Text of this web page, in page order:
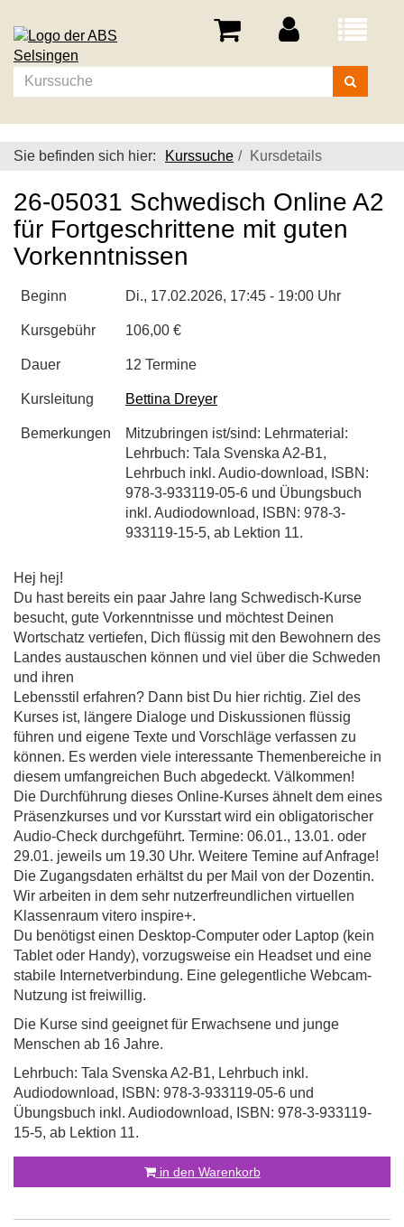
Menü
Kurse
suchen
Sie befinden sich hier: Kurssuche Kursdetails
26-05031 Schwedisch Online A2
für Fortgeschrittene mit guten
Vorkenntnissen
Beginn Di., 17.02.2026, 17:45 - 19:00 Uhr
Kursgebühr 106,00 €
Dauer 12 Termine
Kursleitung Bettina Dreyer
Bemerkungen
Mitzubringen ist/sind: Lehrmaterial:
Lehrbuch: Tala Svenska A2-B1,
Lehrbuch inkl. Audio-download, ISBN:
978-3-933119-05-6 und Übungsbuch
inkl. Audiodownload, ISBN: 978-3-
933119-15-5, ab Lektion 11.
Hej hej!
Du hast bereits ein paar Jahre lang Schwedisch-Kurse
besucht, gute Vorkenntnisse und möchtest Deinen
Wortschatz vertiefen, Dich flüssig mit den Bewohnern des
Landes austauschen können und viel über die Schweden
und ihren
Lebensstil erfahren? Dann bist Du hier richtig. Ziel des
Kurses ist, längere Dialoge und Diskussionen flüssig
führen und eigene Texte und Vorschläge verfassen zu
können. Es werden viele interessante Themenbereiche in
diesem umfangreichen Buch abgedeckt. Välkommen!
Die Durchführung dieses Online-Kurses ähnelt dem eines
Präsenzkurses und vor Kursstart wird ein obligatorischer
Audio-Check durchgeführt. Termine: 06.01., 13.01. oder
29.01. jeweils um 19.30 Uhr. Weitere Temine auf Anfrage!
Die Zugangsdaten erhältst du per Mail von der Dozentin.
Wir arbeiten in dem sehr nutzerfreundlichen virtuellen
Klassenraum vitero inspire+.
Du benötigst einen Desktop-Computer oder Laptop (kein
Tablet oder Handy), vorzugsweise ein Headset und eine
stabile Internetverbindung. Eine gelegentliche Webcam-
Nutzung ist freiwillig.
Die Kurse sind geeignet für Erwachsene und junge
Menschen ab 16 Jahre.
Lehrbuch: Tala Svenska A2-B1, Lehrbuch inkl.
Audiodownload, ISBN: 978-3-933119-05-6 und
Übungsbuch inkl. Audiodownload, ISBN: 978-3-933119-
15-5, ab Lektion 11.
in den Warenkorb